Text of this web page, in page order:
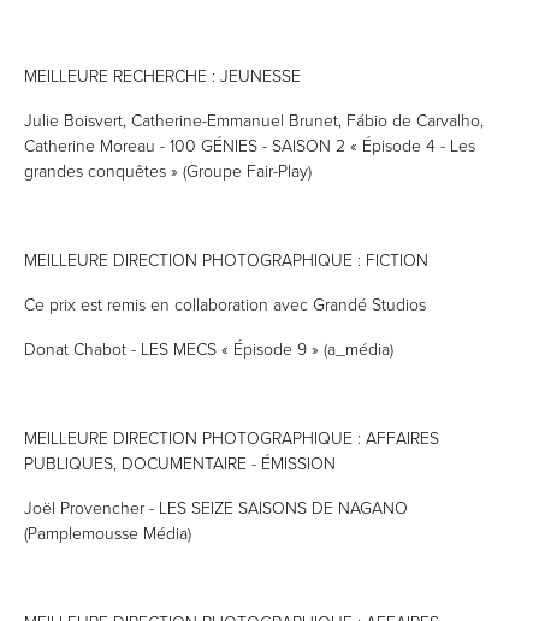
MEILLEURE RECHERCHE : JEUNESSE
Julie Boisvert, Catherine-Emmanuel Brunet, Fábio de Carvalho,
Catherine Moreau - 100 GÉNIES - SAISON 2 « Épisode 4 - Les
grandes conquêtes » (Groupe Fair-Play)
MEILLEURE DIRECTION PHOTOGRAPHIQUE : FICTION
Ce prix est remis en collaboration avec Grandé Studios
Donat Chabot - LES MECS « Épisode 9 » (a_média)
MEILLEURE DIRECTION PHOTOGRAPHIQUE : AFFAIRES
PUBLIQUES, DOCUMENTAIRE - ÉMISSION
Joël Provencher - LES SEIZE SAISONS DE NAGANO
(Pamplemousse Média)